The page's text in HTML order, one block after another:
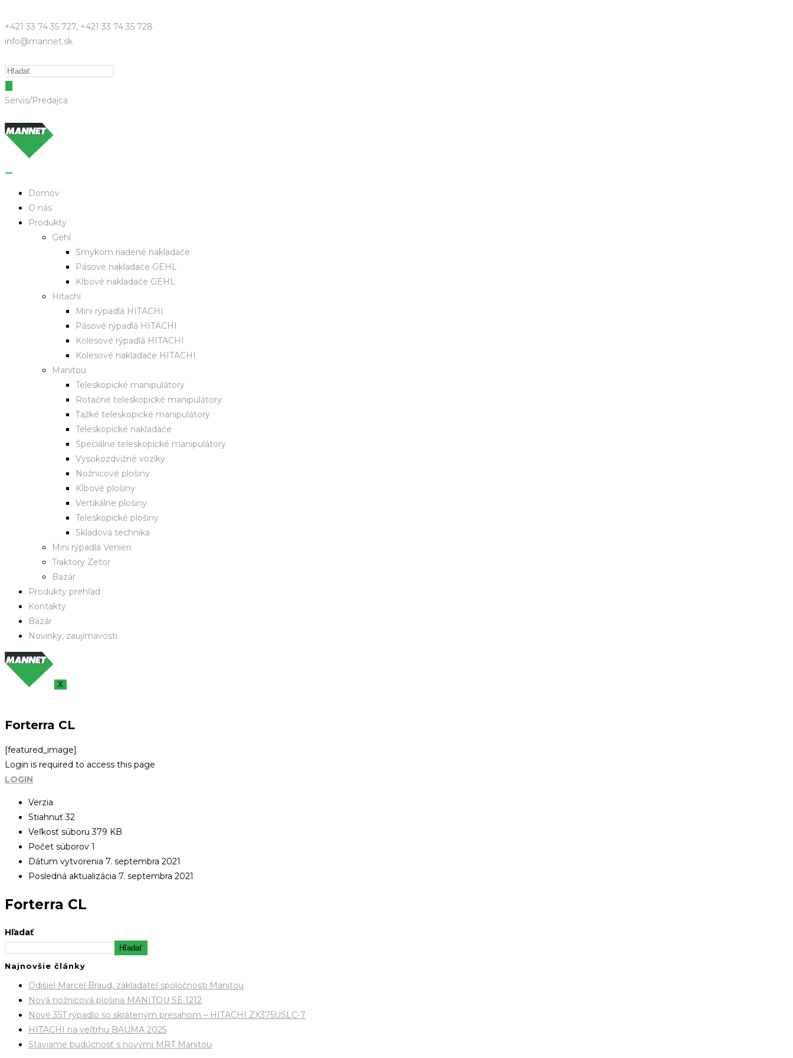
+421 33 74 35 727, +421 33 74 35 728
info@mannet.sk
Servis/Predajca
Domov
O nás
Produkty
Gehl
Šmykom riadené nakladače
Pásové nakladače GEHL
Kĺbové nakladače GEHL
Hitachi
Mini rýpadlá HITACHI
Pásové rýpadlá HITACHI
Kolesové rýpadlá HITACHI
Kolesové nakladače HITACHI
Manitou
Teleskopické manipulátory
Rotačné teleskopické manipulátory
Ťažké teleskopické manipulátory
Teleskopické nakladače
Špeciálne teleskopické manipulátory
Vysokozdvižné vozíky
Nožnicové plošiny
Kĺbové plošiny
Vertikálne plošiny
Teleskopické plošiny
Skladová technika
Mini rýpadlá Venieri
Traktory Zetor
Bazár
Produkty prehľad
Kontakty
Bazár
Novinky, zaujímavosti
X
Forterra CL
[featured_image]
Login is required to access this page
LOGIN
Verzia
Stiahnuť32
Veľkosť súboru379 KB
Počet súborov 1
Dátum vytvorenia 7. septembra 2021
Posledná aktualizácia 7. septembra 2021
Forterra CL
Hľadať
Hľadať
Najnovšie články
Odišiel Marcel Braud, zakladateľ spoločnosti Manitou
Nová nožnicová plošina MANITOU SE 1212
Nové 35T rýpadlo so skráteným presahom – HITACHI ZX375USLC-7
HITACHI na veľtrhu BAUMA 2025
Staviame budúcnosť s novými MRT Manitou